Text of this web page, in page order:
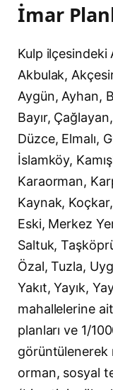
İmar
Kulp ilçesindeki
Akbulak,
Aygün, Ayhan,
Bayır,
Düzce, Elmalı,
İslamköy,
Karaorman,
Kaynak,
Eski, Merkez
Saltuk,
Özal, Tuzla,
Yakıt, Yayık,
mahallelerine
planları ve 1/
görüntülenerek
orman, sosyal